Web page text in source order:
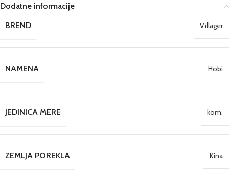
Dodatne informacije
BREND
Villager
NAMENA Hobi
JEDINICA MERE kom.
ZEMLJA POREKLA Kina